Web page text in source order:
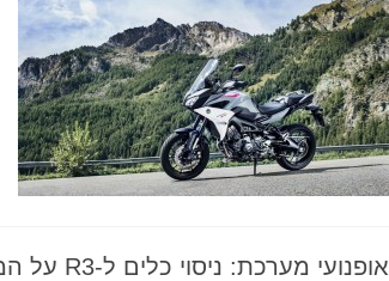
אופנועי מערכת: ניסוי כלים ל-R3 על המסלול